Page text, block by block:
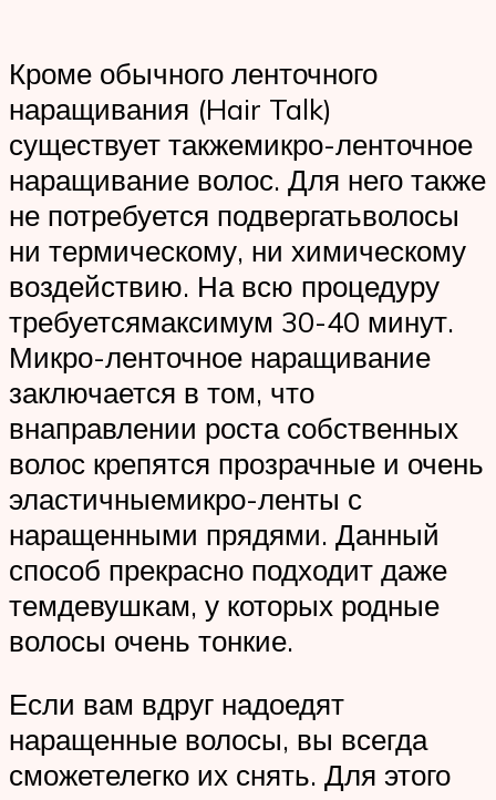
Кроме обычного ленточного
наращивания (Hair Talk)
существует такжемикро-ленточное
наращивание волос. Для него также
не потребуется подвергатьволосы
ни термическому, ни химическому
воздействию. На всю процедуру
требуетсямаксимум 30-40 минут.
Микро-ленточное наращивание
заключается в том, что
внаправлении роста собственных
волос крепятся прозрачные и очень
эластичныемикро-ленты с
наращенными прядями. Данный
способ прекрасно подходит даже
темдевушкам, у которых родные
волосы очень тонкие.
Если вам вдруг надоедят
наращенные волосы, вы всегда
сможетелегко их снять. Для этого